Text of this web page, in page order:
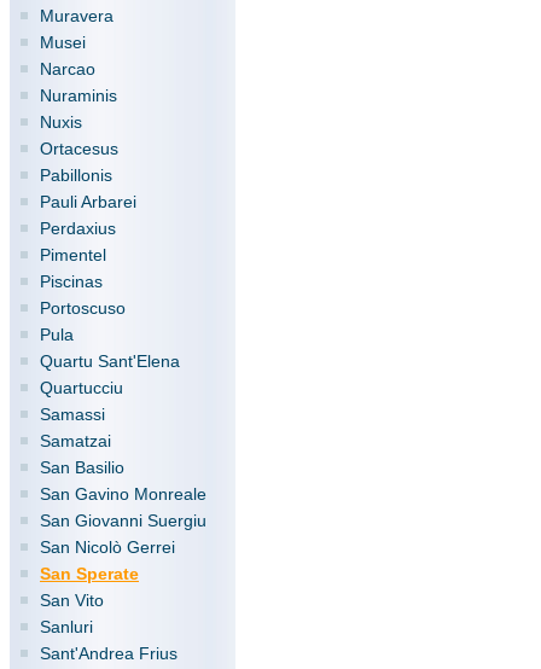
Muravera
Musei
Narcao
Nuraminis
Nuxis
Ortacesus
Pabillonis
Pauli Arbarei
Perdaxius
Pimentel
Piscinas
Portoscuso
Pula
Quartu Sant'Elena
Quartucciu
Samassi
Samatzai
San Basilio
San Gavino Monreale
San Giovanni Suergiu
San Nicolò Gerrei
San Sperate
San Vito
Sanluri
Sant'Andrea Frius